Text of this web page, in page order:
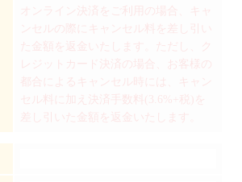
オンライン決済をご利用の場合、キャ
ンセルの際にキャンセル料を差し引い
た金額を返金いたします。ただし、ク
レジットカード決済の場合、お客様の
都合によるキャンセル時には、キャン
セル料に加え決済手数料(3.6%+税)を
差し引いた金額を返金いたします。